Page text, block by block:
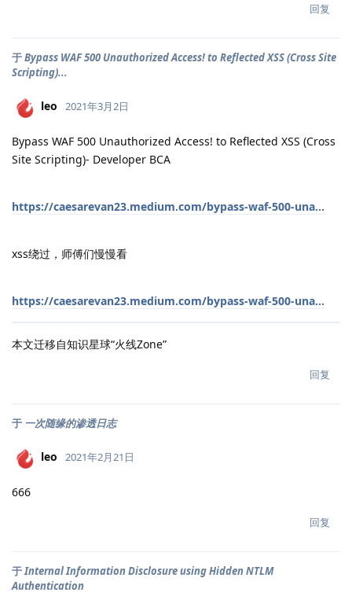
回复
于Bypass WAF 500 Unauthorized Access! to Reflected XSS (Cross Site
Scripting)...
leo 2021年3月2日
Bypass WAF 500 Unauthorized Access! to Reflected XSS (Cross
Site Scripting)- Developer BCA
https://caesarevan23.medium.com/bypass-waf-500-una...
xss绕过，师傅们慢慢看
https://caesarevan23.medium.com/bypass-waf-500-una...
本文迁移自知识星球“火线Zone”
回复
于 一次随缘的渗透日志
leo 2021年2月21日
666
回复
于Internal Information Disclosure using Hidden NTLM
Authentication